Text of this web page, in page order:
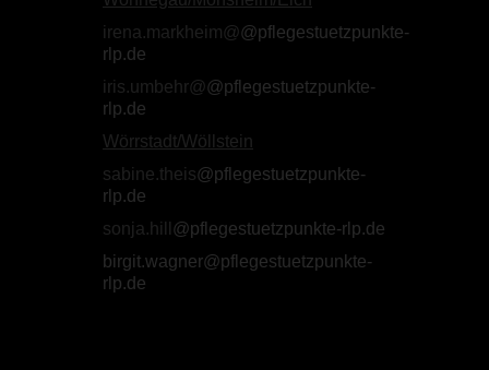
irena.markheim@@pflegestuetzpunkte-
rlp.de
iris.umbehr@@pflegestuetzpunkte-
rlp.de
Wörrstadt/Wöllstein
sabine.theis@pflegestuetzpunkte-
rlp.de
sonja.hill @pflegestuetzpunkte-rlp.de
birgit.wagner@pflegestuetzpunkte-
rlp.de